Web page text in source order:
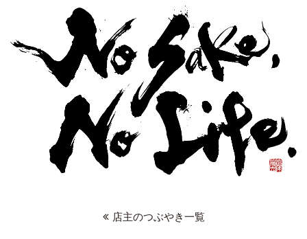
店主のつぶやき一覧